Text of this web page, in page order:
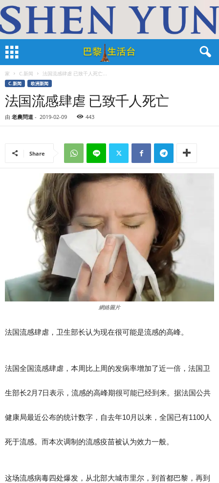
家 C.新闻 法国流感肆虐 已致千人死亡...
C.新闻 欧洲新闻
法国流感肆虐 已致千人死亡
由 老農問道 - 2019-02-09 443
Share
網絡圖片
法国流感肆虐，卫生部长认为现在很可能是流感的高峰。
法国全国流感肆虐，本周比上周的发病率增加了近一倍，法国卫
生部长2月7日表示，流感的高峰期很可能已经到来。据法国公共
健康局最近公布的统计数字，自去年10月以来，全国已有1100人
死于流感。而本次调制的流感疫苗被认为效力一般。
这场流感病毒四处爆发，从北部大城市里尔，到首都巴黎，再到